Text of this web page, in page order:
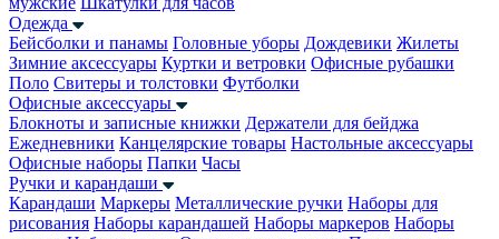
Одежда
Бейсболки и панамы Головные уборы Дождевики Жилеты
Зимние аксессуары Куртки и ветровки Офисные рубашки
Поло Свитеры и толстовки Футболки
Офисные аксессуары
Блокноты и записные книжки Держатели для бейджа
Ежедневники Канцелярские товары Настольные аксессуары
Офисные наборы Папки Часы
Ручки и карандаши
Карандаши Маркеры Металлические ручки Наборы для
рисования Наборы карандашей Наборы маркеров Наборы